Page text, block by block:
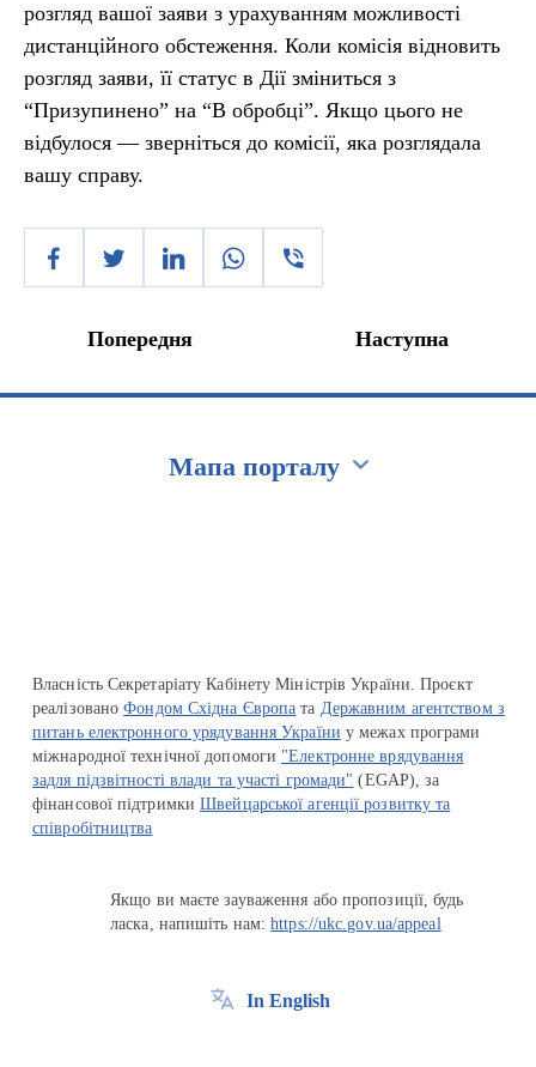
розгляд вашої заяви з урахуванням можливості
дистанційного обстеження. Коли комісія відновить
розгляд заяви, її статус в Дії зміниться з
“Призупинено” на “В обробці”. Якщо цього не
відбулося — зверніться до комісії, яка розглядала
вашу справу.
Попередня Наступна
Мапа порталу
Власність Секретаріату Кабінету Міністрів України. Проєкт
реалізованоФондом Східна Європа та Державним агентством з
питань електронного урядування України у межах програми
міжнародної технічної допомоги "Електронне врядування
задля підзвітності влади та участі громади" (EGAP), за
фінансової підтримкиШвейцарської агенції розвитку та
співробітництва
Якщо ви маєте зауваження або пропозиції, будь
ласка, напишіть нам:https://ukc.gov.ua/appeal
In English